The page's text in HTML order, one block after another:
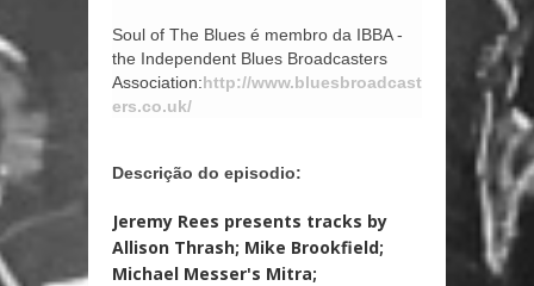
Soul of The Blues é membro da IBBA -
the Independent Blues Broadcasters
Association:http://www.bluesbroadcast
ers.co.uk/
Descrição do episodio:
Jeremy Rees presents tracks by
Allison Thrash; Mike Brookfield;
Michael Messer's Mitra;